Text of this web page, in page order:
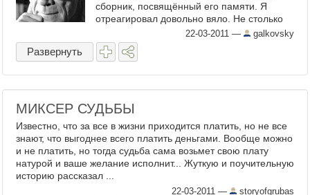
сборник, посвящённый его памяти. Я
отреагировал довольно вяло. Не столько
22-03-2011 — galkovsky
Развернуть
МИКСЕР СУДЬБЫ
Известно, что за все в жизни приходится платить, но не все
знают, что выгоднее всего платить деньгами. Вообще можно
и не платить, но тогда судьба сама возьмет свою плату
натурой и ваше желание исполнит... Жуткую и поучительную
историю рассказал ...
22-03-2011 — storyofgrubas